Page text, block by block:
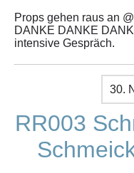
Props gehen raus an
DANKE DANKE
intensive Gespräch.
30.
RR003